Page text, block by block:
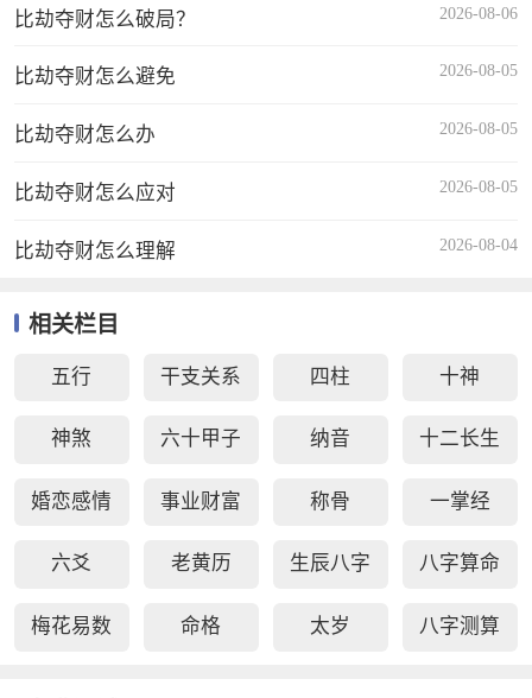
比劫夺财怎么破局？ 2026-08-06
比劫夺财怎么避免 2026-08-05
比劫夺财怎么办 2026-08-05
比劫夺财怎么应对 2026-08-05
比劫夺财怎么理解 2026-08-04
相关栏目
五行 干支关系 四柱 十神
神煞 六十甲子 纳音 十二长生
婚恋感情 事业财富 称骨 一掌经
六爻 老黄历 生辰八字 八字算命
梅花易数 命格 太岁 八字测算